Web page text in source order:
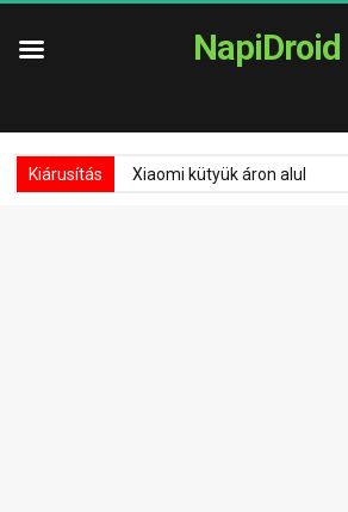
NapiDroid
Kiárusítás Xiaomi kütyük áron alul